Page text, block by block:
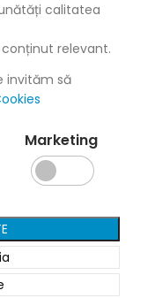
BOSSNET
calitatea
relevant.
invităm să
Marketing